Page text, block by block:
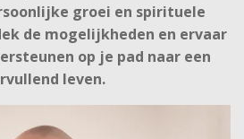
groei en spirituele
de mogelijkheden en ervaar
op je pad naar een
leven.